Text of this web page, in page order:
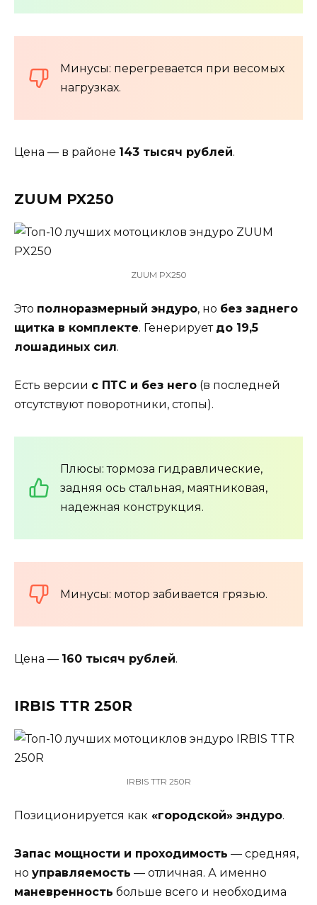
Минусы: перегревается при весомых
нагрузках.
Цена — в районе 143 тысяч рублей.
ZUUM PX250
ZUUM PX250
Это полноразмерный эндуро, но без заднего
щитка в комплекте. Генерирует до 19,5
лошадиных сил.
Есть версии с ПТС и без него (в последней
отсутствуют поворотники, стопы).
Плюсы: тормоза гидравлические,
задняя ось стальная, маятниковая,
надежная конструкция.
Минусы: мотор забивается грязью.
Цена — 160 тысяч рублей.
IRBIS TTR 250R
IRBIS TTR 250R
Позиционируется как «городской» эндуро.
Запас мощности и проходимость — средняя,
но управляемость — отличная. А именно
маневренность больше всего и необходима